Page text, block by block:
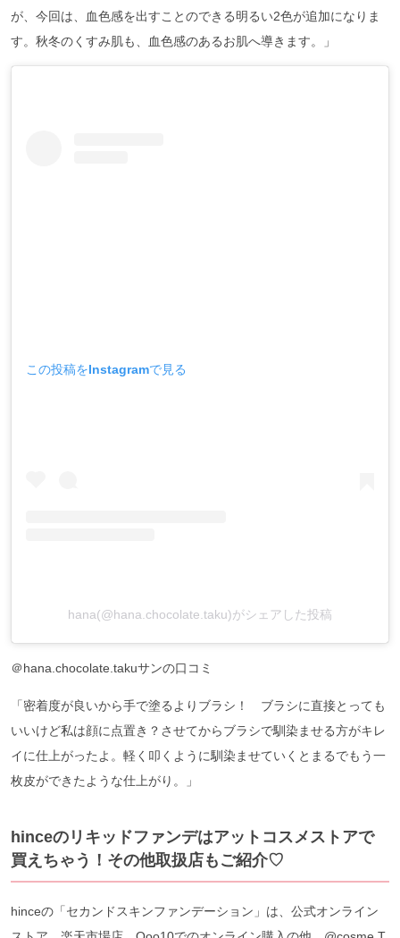
が、今回は、血色感を出すことのできる明るい2色が追加になりま
す。秋冬のくすみ肌も、血色感のあるお肌へ導きます。」
この投稿をInstagramで見る
hana(@hana.chocolate.taku)がシェアした投稿
＠hana.chocolate.takuサンの口コミ
「密着度が良いから手で塗るよりブラシ！ ブラシに直接とっても
いいけど私は顔に点置き？させてからブラシで馴染ませる方がキレ
イに仕上がったよ。軽く叩くように馴染ませていくとまるでもう一
枚皮ができたような仕上がり。」
hinceのリキッドファンデはアットコスメストアで
買えちゃう！その他取扱店もご紹介♡
hinceの「セカンドスキンファンデーション」は、公式オンライン